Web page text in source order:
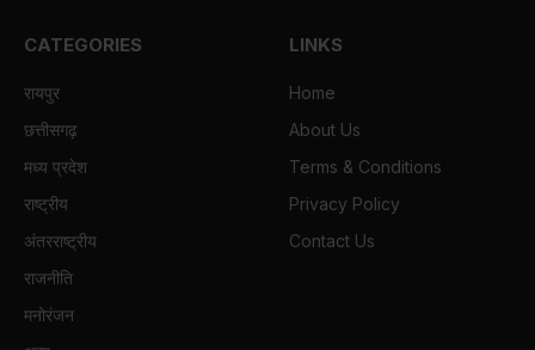
CATEGORIES
रायपुर
छत्तीसगढ़
मध्य प्रदेश
राष्ट्रीय
अंतरराष्ट्रीय
राजनीति
मनोरंजन
LINKS
Home
About Us
Terms & Conditions
Privacy Policy
Contact Us